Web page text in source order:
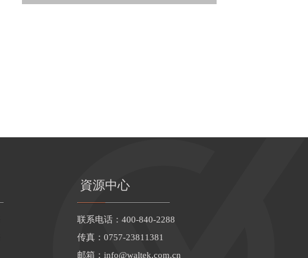
資源中心
联系电话：400-840-2288
传真：0757-23811381
邮箱： info@waltek.com.cn